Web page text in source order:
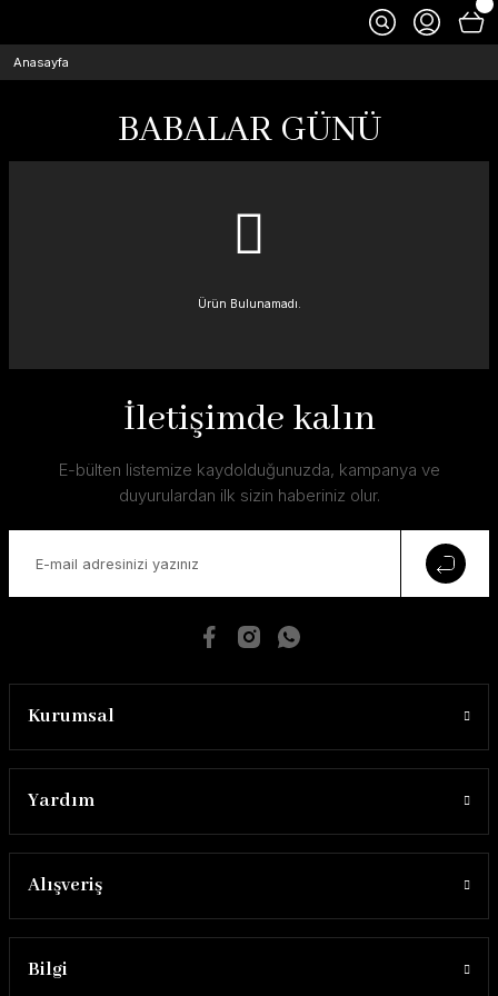
Anasayfa
BABALAR GÜNÜ
Ürün Bulunamadı.
İletişimde kalın
E-bülten listemize kaydolduğunuzda, kampanya ve
duyurulardan ilk sizin haberiniz olur.
Kurumsal
Yardım
Alışveriş
Bilgi